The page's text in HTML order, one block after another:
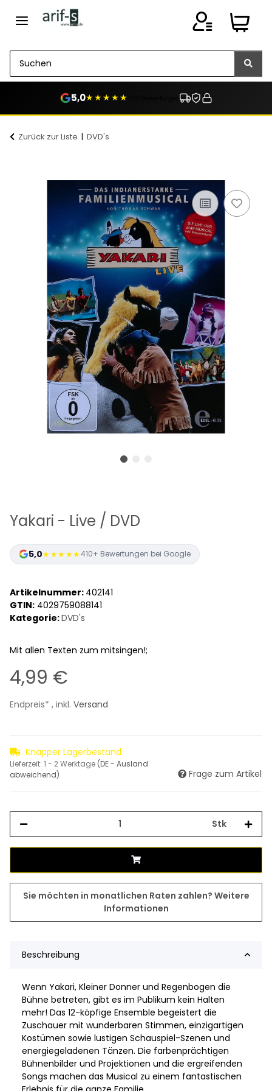
5,0★★★★★
Zurück zur Liste DVD's
Yakari - Live / DVD
5,0★★★★★410+ Bewertungen bei Google
Artikelnummer: 402141
GTIN: 4029759088141
Kategorie:DVD's
Mit allen Texten zum mitsingen!;
4,99 €
Endpreis* , inkl. Versand
Knapper Lagerbestand
Lieferzeit: 1 - 2 Werktage (DE - Ausland
abweichend)
Frage zum Artikel
Stk
Sie möchten in monatlichen Raten zahlen? Weitere
Informationen
Beschreibung
Wenn Yakari, Kleiner Donner und Regenbogen die
Bühne betreten, gibt es im Publikum kein Halten
mehr! Das 12-köpfige Ensemble begeistert die
Zuschauer mit wunderbaren Stimmen, einzigartigen
Kostümen sowie lustigen Schauspiel-Szenen und
energiegeladenen Tänzen. Die farbenprächtigen
Bühnenbilder und Projektionen und die ergreifenden
Songs machen das Musical zu einem fantastischen